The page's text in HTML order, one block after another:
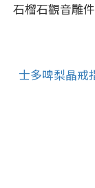
石榴石觀音雕件